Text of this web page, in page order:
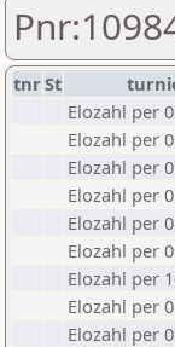
tnrSt
Elozahl per
Elozahl per
Elozahl per
Elozahl per
Elozahl per
Elozahl per
Elozahl per
Elozahl per
Elozahl per